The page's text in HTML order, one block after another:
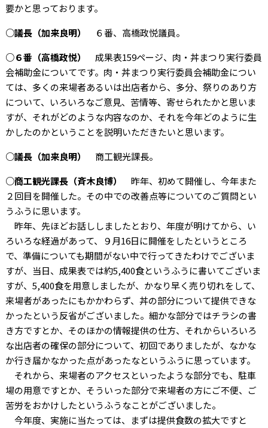
要かと思っております。
○議長（加来良明）
６番、高橋政悦議員。
○６番（高橋政悦）
成果表159ページ、肉・丼まつり実行委員
会補助金についてです。肉・丼まつり実行委員会補助金につい
ては、多くの来場者あるいは出店者から、多分、祭りのあり方
について、いろいろなご意見、苦情等、寄せられたかと思いま
すが、それがどのような内容なのか、それを今年どのように生
かしたのかということを説明いただきたいと思います。
○議長（加来良明）
商工観光課長。
○商工観光課長（斉木良博）
昨年、初めて開催し、今年また
２回目を開催した。その中での改善点等についてのご質問とい
うふうに思います。
昨年、先ほどお話ししましたとおり、年度が明けてから、い
ろいろな経過があって、９月16日に開催をしたというところ
で、準備についても期間がない中で行ってきたわけでございま
すが、当日、成果表では約5,400食というふうに書いてございま
すが、5,400食を用意しましたが、かなり早く売り切れをして、
来場者があったにもかかわらず、丼の部分について提供できな
かったという反省がございました。細かな部分ではチラシの書
き方ですとか、そのほかの情報提供の仕方、それからいろいろ
な出店者の確保の部分について、初回でありましたが、なかな
か行き届かなかった点があったなというふうに思っています。
それから、来場者のアクセスといったような部分でも、駐車
場の用意ですとか、そういった部分で来場者の方にご不便、ご
苦労をおかけしたというふうなことがございました。
今年度、実施に当たっては、まずは提供食数の拡大ですと